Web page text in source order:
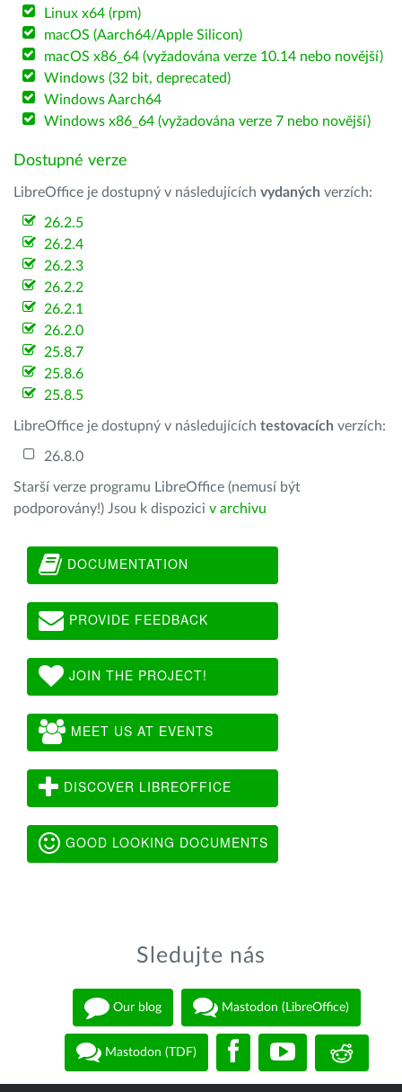
Linux x64 (rpm)
macOS (Aarch64/Apple Silicon)
macOS x86_64 (vyžadována verze 10.14 nebo novější)
Windows (32 bit, deprecated)
Windows Aarch64
Windows x86_64 (vyžadována verze 7 nebo novější)
Dostupné verze
LibreOffice je dostupný v následujících vydaných verzích:
26.2.5
26.2.4
26.2.3
26.2.2
26.2.1
26.2.0
25.8.7
25.8.6
25.8.5
LibreOffice je dostupný v následujících testovacích verzích:
26.8.0
Starší verze programu LibreOffice (nemusí být
podporovány!) Jsou k dispozici v archivu
DOCUMENTATION
PROVIDE FEEDBACK
JOIN THE PROJECT!
MEET US AT EVENTS
DISCOVER LIBREOFFICE
GOOD LOOKING DOCUMENTS
Sledujte nás
Our blog Mastodon (LibreOffice)
Mastodon (TDF)